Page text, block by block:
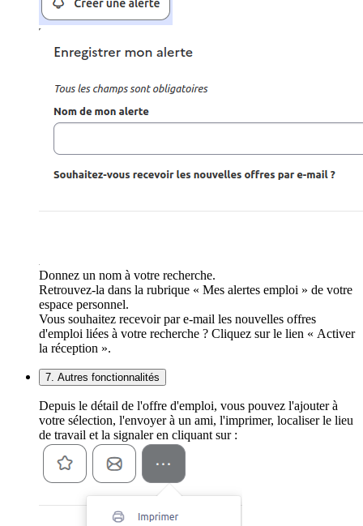
Donnez un nom à votre recherche.
Retrouvez-la dans la rubrique « Mes alertes emploi » de votre
espace personnel.
Vous souhaitez recevoir par e-mail les nouvelles offres
d'emploi liées à votre recherche ? Cliquez sur le lien « Activer
la réception ».
7. Autres fonctionnalités
Depuis le détail de l'offre d'emploi, vous pouvez l'ajouter à
votre sélection, l'envoyer à un ami, l'imprimer, localiser le lieu
de travail et la signaler en cliquant sur :